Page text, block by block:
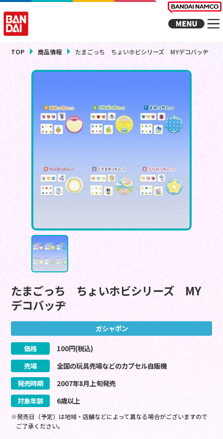
TOP 商品情報 たまごっち ちょいホビシリーズ MYデコバッヂ
たまごっち ちょいホビシリーズ MY
デコバッヂ
ガシャポン
価格 100円(税込)
売場
全国の玩具売場などのカプセル自販機
発売時期
2007年8月上旬発売
対象年齢
6歳以上
※発売日（予定）は地域・店舗などによって異なる場合がございますので
ご了承ください。